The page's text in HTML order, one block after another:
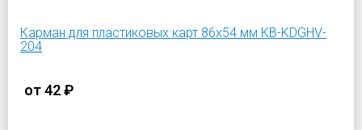
Карман для пластиковых карт 86х54 мм KB-KDGHV-
204
от42 ₽